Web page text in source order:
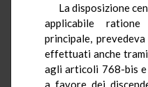
La disposizione
applicabile
principale,
effettuati anche
agli articoli 768-bis
a favore dei